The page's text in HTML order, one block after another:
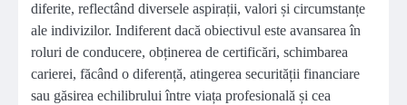
diferite, reflectând diversele aspirații, valori și circumstanțe
ale indivizilor. Indiferent dacă obiectivul este avansarea în
roluri de conducere, obținerea de certificări, schimbarea
carierei, făcând o diferență, atingerea securității financiare
sau găsirea echilibrului între viața profesională și cea